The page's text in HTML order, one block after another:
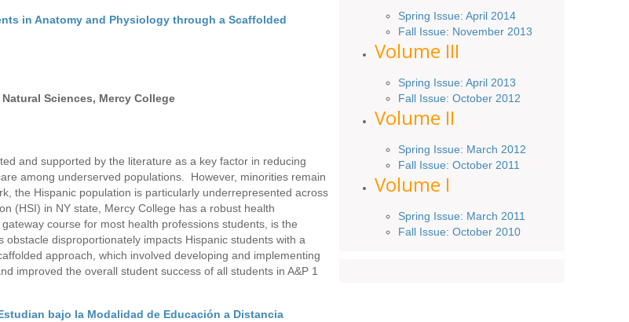
in Anatomy and Physiology through a Scaffolded
Sciences, Mercy College
and supported by the literature as a key factor in reducing
among underserved populations. However, minorities remain
the Hispanic population is particularly underrepresented across
(HSI) in NY state, Mercy College has a robust health
course for most health professions students, is the
disproportionately impacts Hispanic students with a
approach, which involved developing and implementing
improved the overall student success of all students in A&P 1
bajo la Modalidad de Educación a Distancia
Spring Issue: April 2014
Fall Issue: November2013
Volume III
Spring Issue: April 2013
Fall Issue: October2012
Volume II
Spring Issue: March 2012
Fall Issue: October 2011
Volume I
Spring Issue: March 2011
Fall Issue: October 2010